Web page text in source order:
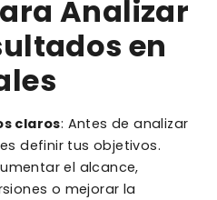
Analizar
en
claros: Antes de analizar
definir tus objetivos.
el alcance,
o mejorar la